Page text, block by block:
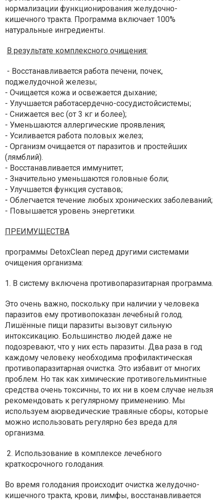
нормализации функционирования желудочно-
кишечного тракта. Программа включает 100%
натуральные ингредиенты.
В результате комплексного очищения:
- Восстанавливается работа печени, почек,
поджелудочной железы;
- Очищается кожа и освежается дыхание;
- Улучшается работасердечно-сосудистойсистемы;
- Снижается вес (от 3 кг и более);
- Уменьшаются аллергические проявления;
- Усиливается работа половых желез;
- Организм очищается от паразитов и простейших
(лямблий).
- Восстанавливается иммунитет;
- Значительно уменьшаются головные боли;
- Улучшается функция суставов;
- Облегчается течение любых хронических заболеваний;
- Повышается уровень энергетики.
ПРЕИМУЩЕСТВА
программы DetoxClean перед другими системами
очищения организма:
1. В систему включена противопаразитарная программа.
Это очень важно, поскольку при наличии у человека
паразитов ему противопоказан лечебный голод.
Лишённые пищи паразиты вызовут сильную
интоксикацию. Большинство людей даже не
подозревают, что у них есть паразиты. Два раза в год
каждому человеку необходима профилактическая
противопаразитарная очистка. Это избавит от многих
проблем. Но так как химические противогельминтные
средства очень токсичны, то их ни в коем случае нельзя
рекомендовать к регулярному применению. Мы
используем аюрведические травяные сборы, которые
можно использовать регулярно без вреда для
организма.
2. Использование в комплексе лечебного
краткосрочного голодания.
Во время голодания происходит очистка желудочно-
кишечного тракта, крови, лимфы, восстанавливается